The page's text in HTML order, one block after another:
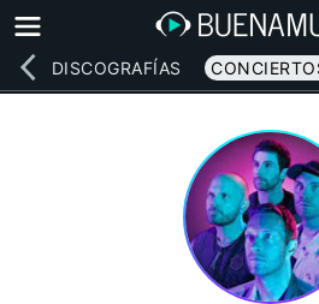
DISCOGRAFÍAS